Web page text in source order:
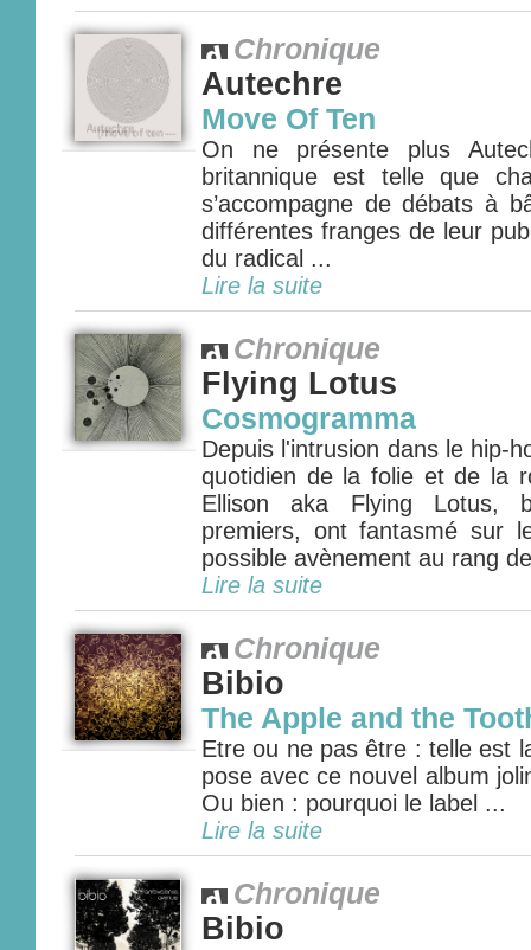
Chronique
Autechre
Move Of Ten
On ne présente plus
britannique est telle que
s’accompagne de débats à
différentes franges de leur
du radical ...
Lire la suite
Chronique
Flying Lotus
Cosmogramma
Depuis l'intrusion dans le hip-
quotidien de la folie et de la
Ellison aka Flying Lotus,
premiers, ont fantasmé sur
possible avènement au rang
Lire la suite
Chronique
Bibio
The Apple and the
Etre ou ne pas être : telle est
pose avec ce nouvel album
Ou bien : pourquoi le label ...
Lire la suite
Chronique
Bibio